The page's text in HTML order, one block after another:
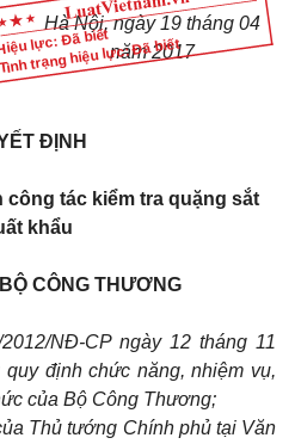
lực: Đã biết
trạng hiệu lực: Đã biết
Hà Nội, ngày 19 tháng 04
năm 2017
ĐỊNH
công tác kiểm tra quặng sắt
khẩu
CÔNG THƯƠNG
NĐ-CP ngày 12 tháng 11
định chức năng, nhiệm vụ,
của Bộ Công Thương;
Thủ tướng Chính phủ tại Văn